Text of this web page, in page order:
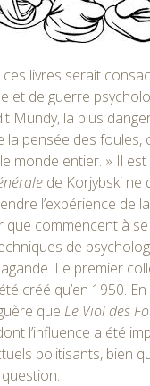
livres serait
et de guerre
Mundy, la plus
la pensée des foules,
monde entier. » Il
de Korjybski ne
l’expérience de
que commencent à
de
Le premier
créé qu’en 1950.
que Le Viol des
l’influence a été
politisants, bien